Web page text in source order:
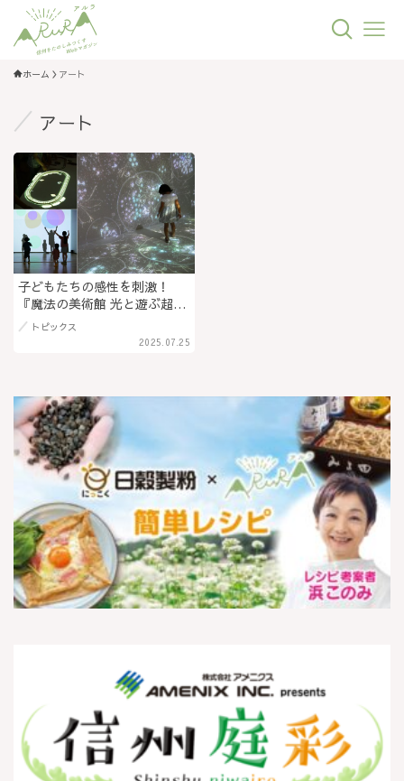
ホーム アート
アート
子どもたちの感性を刺激！
『魔法の美術館 光と遊ぶ超体
験型ミュージアム』 夏休みお
すすめのアート体験＠長野県
2025.07.25
トピックス